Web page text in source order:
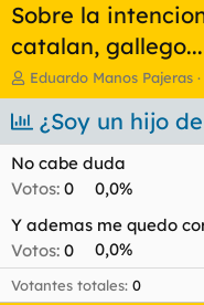
Sobre la
catalan, gallego...
I
n
i
c
a
d
r
d
l
Eduardo Manos Pajeras
¿Soy un hijo
No cabe duda
Votos: 0
0,0%
Y ademas me quedo
Votos: 0 0,0%
Votantes totales 0